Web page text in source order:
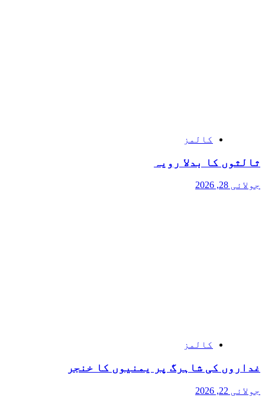
کالمز
ثالثوں کا بدلا رویہ
جولائی 28, 2026
کالمز
غداروں کی شاہرگ پر یمنیوں کا خنجر
جولائی 22, 2026